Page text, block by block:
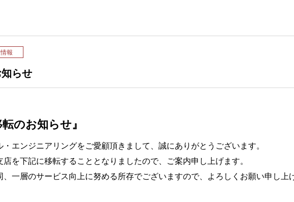
報
らせ
転のお知らせ』
・エンジニアリングをご愛顧頂きまして、誠にありがとうございます。
店を下記に移転することとなりましたので、ご案内申し上げます。
、一層のサービス向上に努める所存でございますので、よろしくお願い申し上